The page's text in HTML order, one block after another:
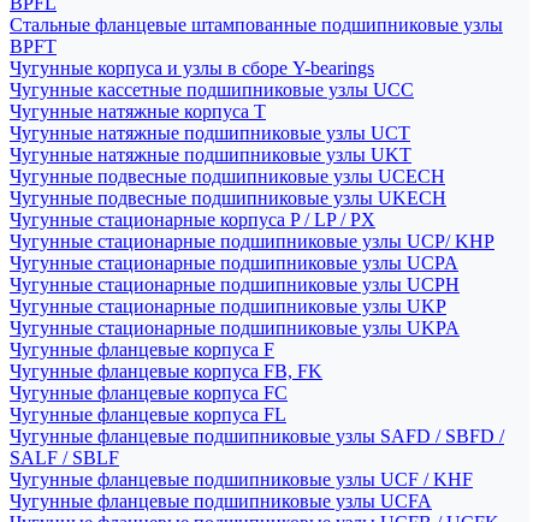
Стальные фланцевые штампованные подшипниковые узлы
BPFT
Чугунные корпуса и узлы в сборе Y-bearings
Чугунные кассетные подшипниковые узлы UCC
Чугунные натяжные корпуса T
Чугунные натяжные подшипниковые узлы UCT
Чугунные натяжные подшипниковые узлы UKT
Чугунные подвесные подшипниковые узлы UCECH
Чугунные подвесные подшипниковые узлы UKECH
Чугунные стационарные корпуса P / LP / PX
Чугунные стационарные подшипниковые узлы UCP/ KHP
Чугунные стационарные подшипниковые узлы UCPA
Чугунные стационарные подшипниковые узлы UCPH
Чугунные стационарные подшипниковые узлы UKP
Чугунные стационарные подшипниковые узлы UKPA
Чугунные фланцевые корпуса F
Чугунные фланцевые корпуса FB, FK
Чугунные фланцевые корпуса FC
Чугунные фланцевые корпуса FL
Чугунные фланцевые подшипниковые узлы SAFD / SBFD /
SALF / SBLF
Чугунные фланцевые подшипниковые узлы UCF / KHF
Чугунные фланцевые подшипниковые узлы UCFA